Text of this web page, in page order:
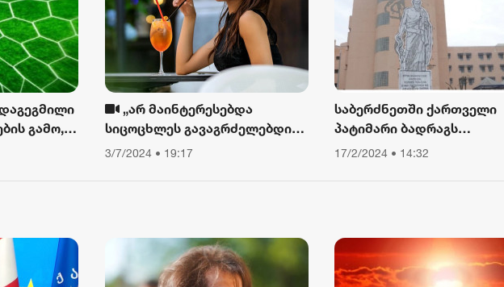
გამო,
„არ მაინტერესებდა
სიცოცხლეს გავაგრძელებდი
თუ არა, ვიწექი 6 თვე,
3/7/2024 • 19:17
საბერძნეთში ქართველი
პატიმარი ბადრაგს
სამედიცინო
17/2/2024 • 14:32
2 აგვისტო 16:12